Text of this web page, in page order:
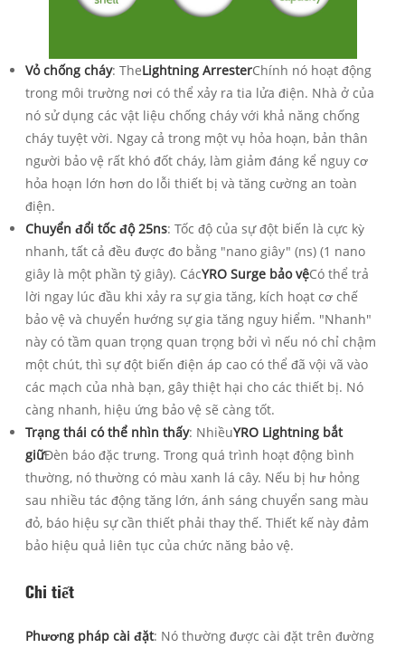
Vỏ chống cháy: TheLightning ArresterChính nó hoạt động
trong môi trường nơi có thể xảy ra tia lửa điện. Nhà ở của
nó sử dụng các vật liệu chống cháy với khả năng chống
cháy tuyệt vời. Ngay cả trong một vụ hỏa hoạn, bản thân
người bảo vệ rất khó đốt cháy, làm giảm đáng kể nguy cơ
hỏa hoạn lớn hơn do lỗi thiết bị và tăng cường an toàn
điện.
Chuyển đổi tốc độ 25ns: Tốc độ của sự đột biến là cực kỳ
nhanh, tất cả đều được đo bằng "nano giây" (ns) (1 nano
giây là một phần tỷ giây). CácYRO Surge bảo vệCó thể trả
lời ngay lúc đầu khi xảy ra sự gia tăng, kích hoạt cơ chế
bảo vệ và chuyển hướng sự gia tăng nguy hiểm. "Nhanh"
này có tầm quan trọng quan trọng bởi vì nếu nó chỉ chậm
một chút, thì sự đột biến điện áp cao có thể đã vội vã vào
các mạch của nhà bạn, gây thiệt hại cho các thiết bị. Nó
càng nhanh, hiệu ứng bảo vệ sẽ càng tốt.
Trạng thái có thể nhìn thấy: NhiềuYRO Lightning bắt
giữĐèn báo đặc trưng. Trong quá trình hoạt động bình
thường, nó thường có màu xanh lá cây. Nếu bị hư hỏng
sau nhiều tác động tăng lớn, ánh sáng chuyển sang màu
đỏ, báo hiệu sự cần thiết phải thay thế. Thiết kế này đảm
bảo hiệu quả liên tục của chức năng bảo vệ.
Chi tiết
Phương pháp cài đặt: Nó thường được cài đặt trên đường